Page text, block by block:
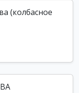
(колбасное